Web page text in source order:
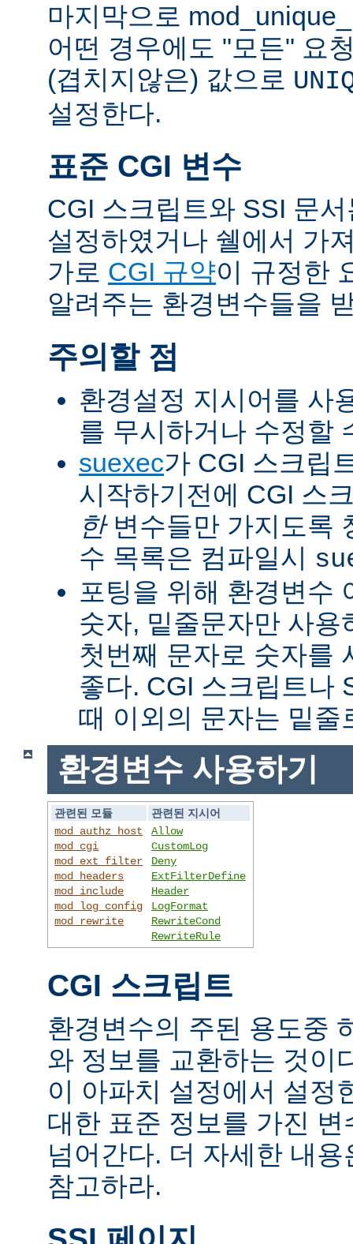
마지막으로
어떤 경우에도 "모든" 요
(겹치지않은) 값으로
설정한다.
표준 CGI 변수
CGI 스크립트와 SSI 문
설정하였거나 쉘에서 가
가로 CGI 규약이 규정한
알려주는 환경변수들을
주의할 점
환경설정 지시어를 사
를 무시하거나 수정할
suexec가 CGI 스크립
시작하기전에 CGI 스
한변수들만 가지도록
수 목록은 컴파일시
포팅을 위해 환경변수
숫자, 밑줄문자만 사용
첫번째 문자로 숫자를
좋다. CGI 스크립트나
때 이외의 문자는 밑줄
환경변수 사용하기
관련된 모듈
관련된 지시어
mod_authz_host
mod_cgi
mod_ext_filter
mod_headers
mod_include
mod_log_config
mod_rewrite
Allow
CustomLog
Deny
ExtFilterDefine
Header
LogFormat
RewriteCond
RewriteRule
CGI 스크립트
환경변수의 주된 용도중
와 정보를 교환하는 것이
이 아파치 설정에서 설정
대한 표준 정보를 가진
넘어간다. 더 자세한 내
참고하라.